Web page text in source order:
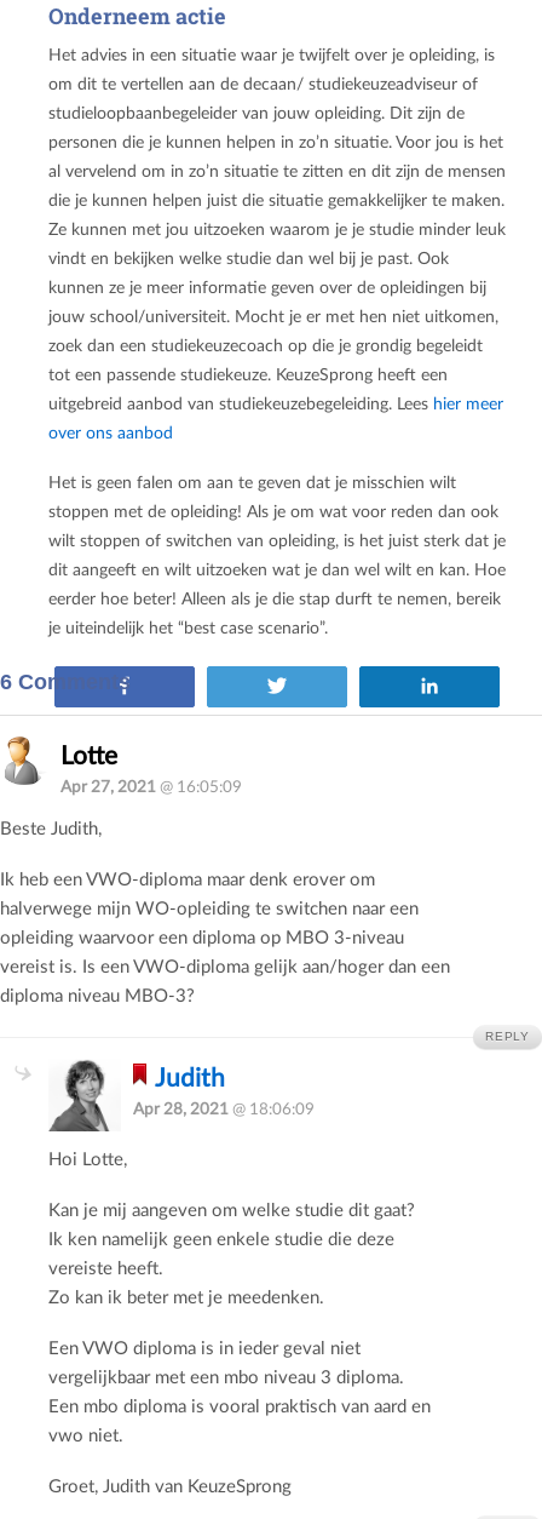
Onderneem actie
Het advies in een situatie waar je twijfelt over je opleiding, is
om dit te vertellen aan de decaan/ studiekeuzeadviseur of
studieloopbaanbegeleider van jouw opleiding. Dit zijn de
personen die je kunnen helpen in zo’n situatie. Voor jou is het
al vervelend om in zo’n situatie te zitten en dit zijn de mensen
die je kunnen helpen juist die situatie gemakkelijker te maken.
Ze kunnen met jou uitzoeken waarom je je studie minder leuk
vindt en bekijken welke studie dan wel bij je past. Ook
kunnen ze je meer informatie geven over de opleidingen bij
jouw school/universiteit. Mocht je er met hen niet uitkomen,
zoek dan een studiekeuzecoach op die je grondig begeleidt
tot een passende studiekeuze. KeuzeSprong heeft een
uitgebreid aanbod van studiekeuzebegeleiding. Lees hier meer
over ons aanbod
Het is geen falen om aan te geven dat je misschien wilt
stoppen met de opleiding! Als je om wat voor reden dan ook
wilt stoppen of switchen van opleiding, is het juist sterk dat je
dit aangeeft en wilt uitzoeken wat je dan wel wilt en kan. Hoe
eerder hoe beter! Alleen als je die stap durft te nemen, bereik
je uiteindelijk het “best case scenario”.
6 Comments
Lotte
Apr 27, 2021 @ 16:05:09
Beste Judith,
Ik heb een VWO-diploma maar denk erover om
halverwege mijn WO-opleiding te switchen naar een
opleiding waarvoor een diploma op MBO 3-niveau
vereist is. Is een VWO-diploma gelijk aan/hoger dan een
diploma niveau MBO-3?
REPLY
Judith
Apr 28, 2021 @ 18:06:09
Hoi Lotte,
Kan je mij aangeven om welke studie dit gaat?
Ik ken namelijk geen enkele studie die deze
vereiste heeft.
Zo kan ik beter met je meedenken.
Een VWO diploma is in ieder geval niet
vergelijkbaar met een mbo niveau 3 diploma.
Een mbo diploma is vooral praktisch van aard en
vwo niet.
Groet, Judith van KeuzeSprong